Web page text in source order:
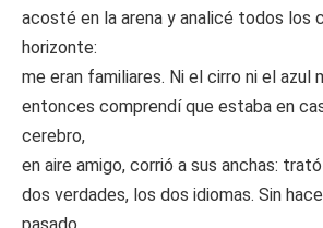
acosté en la arena y analicé todos los
horizonte:
me eran familiares. Ni el cirro ni el azul
entonces comprendí que estaba en
cerebro,
en aire amigo, corrió a sus anchas:
dos verdades, los dos idiomas. Sin